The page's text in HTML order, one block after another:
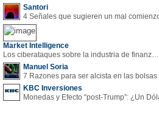
Santori
Market Intelligence
Los ciberataques sobre la industria de finanzas se han duplicado este año
Manuel Soria
7 Razones para ser alcista en las bolsas
KBC Inversiones